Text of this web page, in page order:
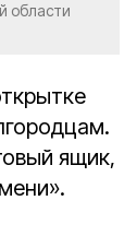
области
ящик,